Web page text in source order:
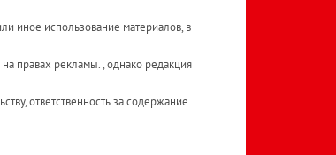
иное использование материалов, в
правах рекламы. , однако редакция
ответственность за содержание